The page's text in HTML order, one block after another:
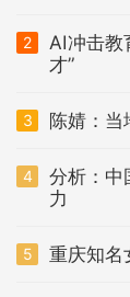
2
AI冲击教
才”
3 陈婧：当
4
分析：中
力
5 重庆知名